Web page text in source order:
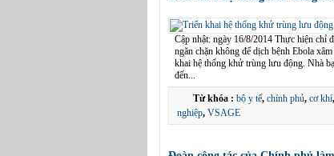
Cập nhật: ngày 16/8/2014 Thực hiện chỉ
ngăn chặn không để dịch bệnh Ebola
khai hệ thống khử trùng lưu động. Nhà
đến...
Từ khóa : bộ y tế, chính phủ, cơ khí,
nghiệp, VSAGE